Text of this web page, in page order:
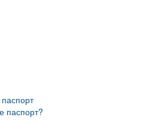
паспорт?